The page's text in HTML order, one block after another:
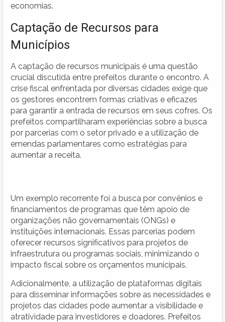
economias.
Captação de Recursos para
Municípios
A captação de recursos municipais é uma questão
crucial discutida entre prefeitos durante o encontro. A
crise fiscal enfrentada por diversas cidades exige que
os gestores encontrem formas criativas e eficazes
para garantir a entrada de recursos em seus cofres. Os
prefeitos compartilharam experiências sobre a busca
por parcerias com o setor privado e a utilização de
emendas parlamentares como estratégias para
aumentar a receita.
Um exemplo recorrente foi a busca por convênios e
financiamentos de programas que têm apoio de
organizações não governamentais (ONGs) e
instituições internacionais. Essas parcerias podem
oferecer recursos significativos para projetos de
infraestrutura ou programas sociais, minimizando o
impacto fiscal sobre os orçamentos municipais.
Adicionalmente, a utilização de plataformas digitais
para disseminar informações sobre as necessidades e
projetos das cidades pode aumentar a visibilidade e
atratividade para investidores e doadores. Prefeitos